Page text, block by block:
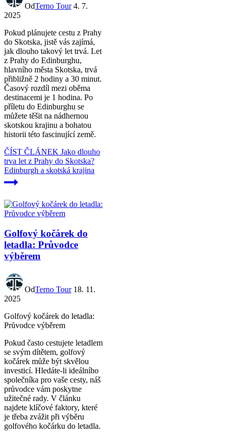
OdTerno Tour 4. 7.
2025
Pokud plánujete cestu z Prahy
do Skotska, jistě vás zajímá,
jak dlouho takový let trvá. Let
z Prahy do Edinburghu,
hlavního města Skotska, trvá
přibližně 2 hodiny a 30 minut.
Časový rozdíl mezi oběma
destinacemi je 1 hodina. Po
příletu do Edinburghu se
můžete těšit na nádhernou
skotskou krajinu a bohatou
historii této fascinující země.
ČÍST ČLÁNEK Jako dlouho
trva let z Prahy do Skotska?
Edinburgh a skotská krajina
Golfový kočárek do
letadla: Průvodce
výběrem
OdTerno Tour 18. 11.
2025
Golfový kočárek do letadla:
Průvodce výběrem
Pokud často cestujete letadlem
se svým dítětem, golfový
kočárek může být skvělou
investicí. Hledáte-li ideálního
společníka pro vaše cesty, náš
průvodce vám poskytne
užitečné rady. V článku
najdete klíčové faktory, které
je třeba zvážit při výběru
golfového kočárku do letadla.